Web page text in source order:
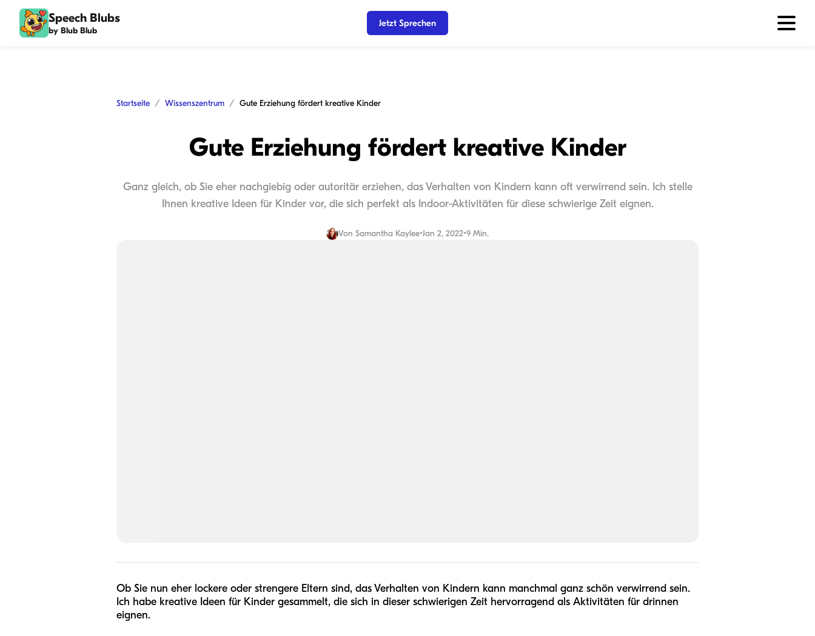
Speech Blubs
by Blub Blub
Jetzt Sprechen
Startseite Wissenszentrum Gute Erziehung fördert kreative Kinder
Gute Erziehung fördert kreative Kinder
Ganz gleich, ob Sie eher nachgiebig oder autoritär erziehen, das Verhalten von Kindern kann oft verwirrend sein. Ich stelle
Ihnen kreative Ideen für Kinder vor, die sich perfekt als Indoor-Aktivitäten für diese schwierige Zeit eignen.
Von Samantha Kaylee•Jan 2, 2022•9 Min.
Ob Sie nun eher lockere oder strengere Eltern sind, das Verhalten von Kindern kann manchmal ganz schön verwirrend sein.
Ich habe kreative Ideen für Kinder gesammelt, die sich in dieser schwierigen Zeit hervorragend als Aktivitäten für drinnen
eignen.